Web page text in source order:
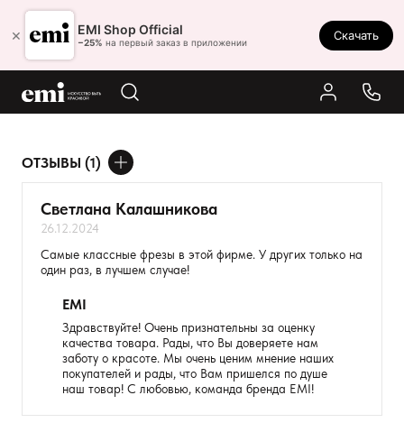
× EMI Shop Official
−25% на первый заказ в приложении
Скачать
Результаты поиска:
Ростов-на-Дону
8 (800) 550-86-95
Каталог
Акции
Оплата и доставка
Реферальная программа
О нас
Контакты
ОТЗЫВЫ (1)
ДОБАВИТЬ ОТЗЫВ
Ваше имя
Расскажите о впечатлениях
Светлана Калашникова
26.12.2024
Самые классные фрезы в этой фирме. У других только на
один раз, в лучшем случае!
EMI
Здравствуйте! Очень признательны за оценку
качества товара. Рады, что Вы доверяете нам
заботу о красоте. Мы очень ценим мнение наших
покупателей и рады, что Вам пришелся по душе
наш товар! С любовью, команда бренда EMI!